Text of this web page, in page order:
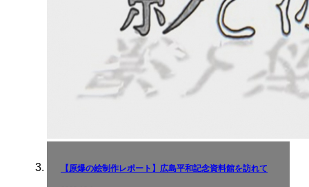
【原爆の絵制作レポート】広島平和記念資料館を訪れて